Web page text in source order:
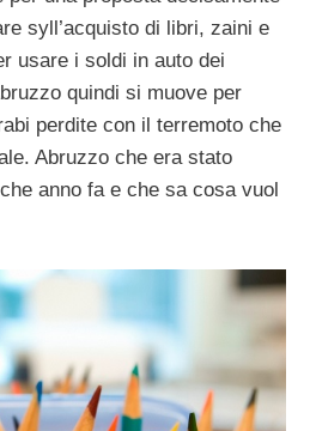
syll’acquisto di libri, zaini e
usare i soldi in auto dei
quindi si muove per
perdite con il terremoto che
Abruzzo che era stato
anno fa e che sa cosa vuol